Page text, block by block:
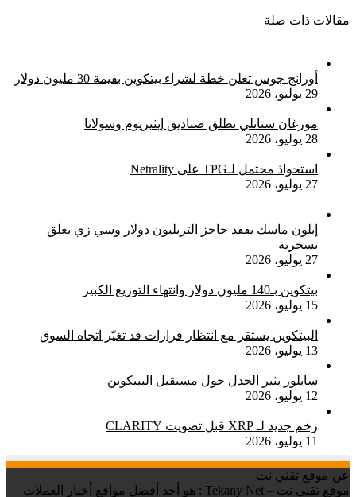
مقالات ذات صلة
أورانج جوس تعلن خطة لشراء بيتكوين بقيمة 30 مليون دولار
29 يوليو، 2026
مورغان ستانلي تطلق صناديق إيثيريوم وسولانا
28 يوليو، 2026
استحواذ محتمل لـTPG على Netrality
27 يوليو، 2026
إيلون ماسك يفقد حاجز التريليون دولار وسي زي يعلق
بسخرية
27 يوليو، 2026
بيتكوين بـ140 مليون دولار وانتهاء التوزيع الكبير
15 يوليو، 2026
البيتكوين يستقر مع انتظار قرارات قد تغيّر اتجاه السوق
13 يوليو، 2026
سايلور يثير الجدل حول مستقبل البيتكوين
12 يوليو، 2026
زخم جديد لـ XRP قبل تصويت CLARITY
11 يوليو، 2026
عن موقع تقني نت
موقع تقني نت – Tekany Net : هو أحد أفضل مواقع أخبار العملات